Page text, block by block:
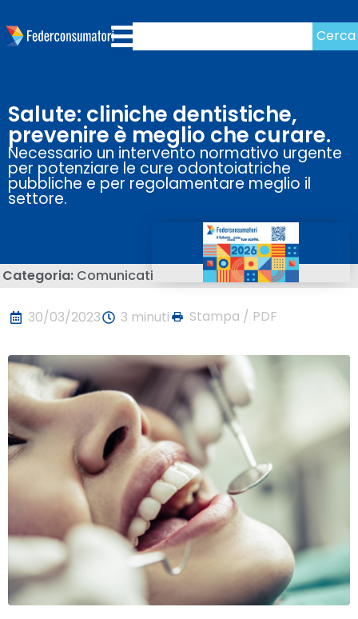
Cerca
Salute: cliniche dentistiche,
prevenire è meglio che curare.
Necessario un intervento normativo urgente
per potenziare le cure odontoiatriche
pubbliche e per regolamentare meglio il
settore.
Categoria: Comunicati
30/03/2023 3 minuti Stampa / PDF